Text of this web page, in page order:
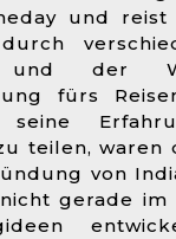
und reist
und der
fürs
seine
teilen, waren
von
gerade im